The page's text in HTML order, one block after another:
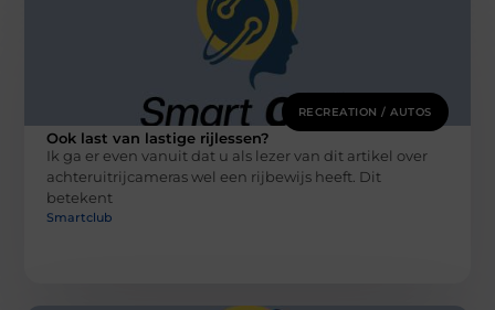
RECREATION / AUTOS
Ook last van lastige rijlessen?
Ik ga er even vanuit dat u als lezer van dit artikel over
achteruitrijcameras wel een rijbewijs heeft. Dit
betekent
Smartclub